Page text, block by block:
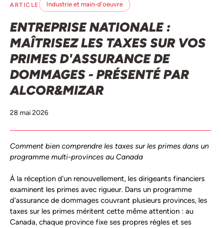
ARTICLE Industrie et main-d'oeuvre
ENTREPRISE NATIONALE :
MAÎTRISEZ LES TAXES SUR VOS
PRIMES D'ASSURANCE DE
DOMMAGES - PRÉSENTÉ PAR
ALCOR&MIZAR
28 mai 2026
Comment bien comprendre les taxes sur les primes dans un
programme multi-provinces au Canada
À la réception d'un renouvellement, les dirigeants financiers
examinent les primes avec rigueur. Dans un programme
d'assurance de dommages couvrant plusieurs provinces, les
taxes sur les primes méritent cette même attention : au
Canada, chaque province fixe ses propres règles et ses